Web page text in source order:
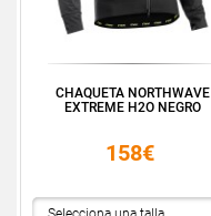
CHAQUETA NORTHWAVE
EXTREME H2O NEGRO
158€